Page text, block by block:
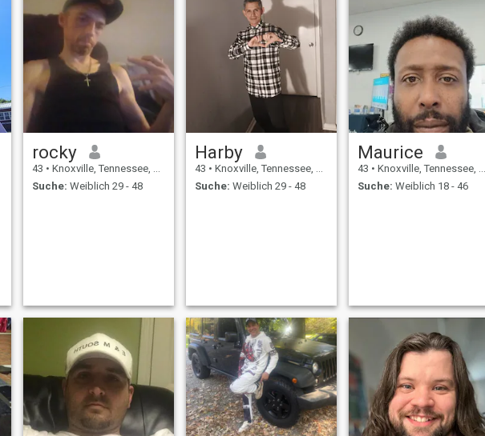
rocky
43 • Knoxville, Tennessee, USA
Suche: Weiblich 29 - 48
Harby
43 • Knoxville, Tennessee, USA
Suche: Weiblich 29 - 48
Maurice
43 • Knoxville, Tennessee, USA
Suche: Weiblich 18 - 46